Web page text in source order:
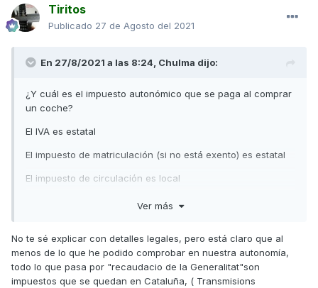
Tiritos
Publicado 27 de Agosto del 2021
En 27/8/2021 a las 8:24, Chulma dijo:
¿Y cuál es el impuesto autonómico que se paga al comprar
un coche?
El IVA es estatal
El impuesto de matriculación (si no está exento) es estatal
El impuesto de circulación es local
Y la matriculación es estatal
no le tendría que impedir poner el vehículo a su nombre y lo
mismo puede pasar para el impuesto de circulación
Tramitar el empadronamiento en Baleares tardas 5 minutos
Ver más
No te sé explicar con detalles legales, pero está claro que al
menos de lo que he podido comprobar en nuestra autonomía,
todo lo que pasa por "recaudacio de la Generalitat"son
impuestos que se quedan en Cataluña, ( Transmisions